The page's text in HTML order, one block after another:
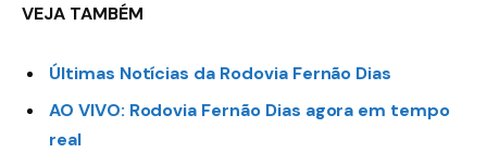
VEJA TAMBÉM
Últimas Notícias da Rodovia Fernão Dias
AO VIVO: Rodovia Fernão Dias agora em tempo
real